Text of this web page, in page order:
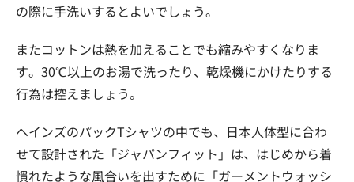
の際に手洗いするとよいでしょう。
またコットンは熱を加えることでも縮みやすくなりま
す。30℃以上のお湯で洗ったり、乾燥機にかけたりする
行為は控えましょう。
ヘインズのパックTシャツの中でも、日本人体型に合わ
せて設計された「ジャパンフィット」は、はじめから着
慣れたような風合いを出すために「ガーメントウォッシ